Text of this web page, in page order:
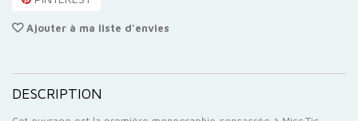
Ajouter à ma liste d'envies
DESCRIPTION